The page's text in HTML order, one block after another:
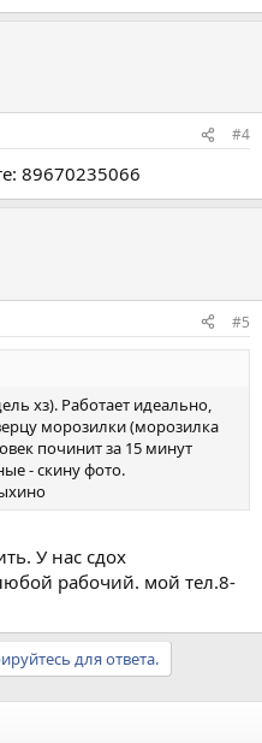
#4
89670235066
#5
хз). Работает идеально,
морозилки (морозилка
починит за 15 минут
- скину фото.
У нас сдох
рабочий. мой тел.8-
для ответа.